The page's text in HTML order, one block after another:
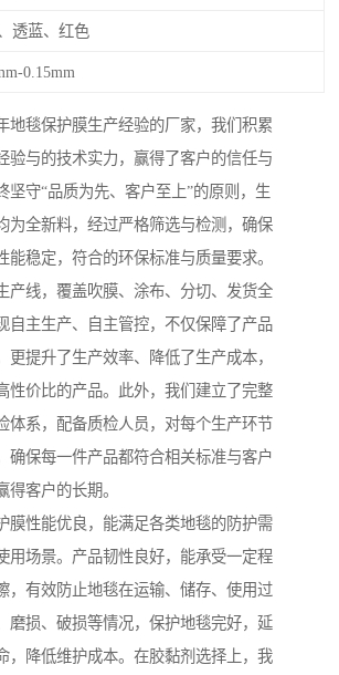
透蓝、红色
0.15mm
地毯保护膜生产经验的厂家，我们积累
验与的技术实力，赢得了客户的信任与
坚守“品质为先、客户至上”的原则，生
为全新料，经过严格筛选与检测，确保
能稳定，符合的环保标准与质量要求。
产线，覆盖吹膜、涂布、分切、发货全
自主生产、自主管控，不仅保障了产品
更提升了生产效率、降低了生产成本，
性价比的产品。此外，我们建立了完整
体系，配备质检人员，对每个生产环节
确保每一件产品都符合相关标准与客户
得客户的长期。
膜性能优良，能满足各类地毯的防护需
用场景。产品韧性良好，能承受一定程
，有效防止地毯在运输、储存、使用过
磨损、破损等情况，保护地毯完好，延
，降低维护成本。在胶黏剂选择上，我